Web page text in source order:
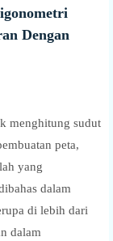
Dengan
menghitung sudut
peta,
yang
dalam
di lebih dari
dalam